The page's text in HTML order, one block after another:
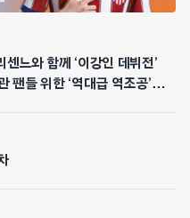
센느와 함께 ‘이강인 데뷔전’
팬들 위한 ‘역대급 역조공’